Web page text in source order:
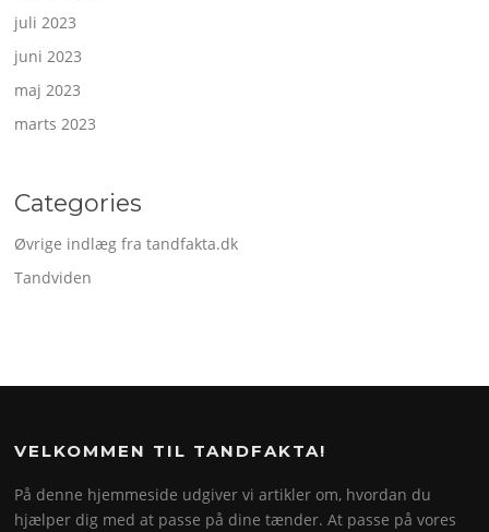
juli 2023
juni 2023
maj 2023
marts 2023
Categories
Øvrige indlæg fra tandfakta.dk
Tandviden
VELKOMMEN TIL TANDFAKTA!
På denne hjemmeside udgiver vi artikler om, hvordan du
hjælper dig med at passe på dine tænder. At passe på vores